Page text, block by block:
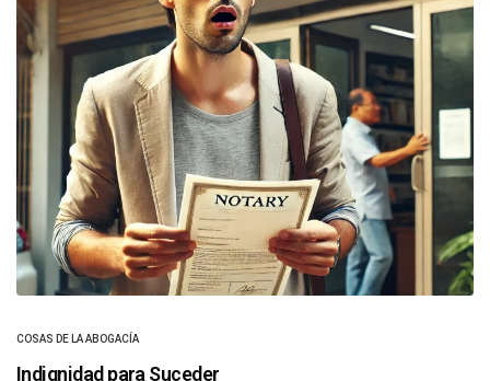
COSAS DE LA ABOGACÍA
Indignidad para Suceder